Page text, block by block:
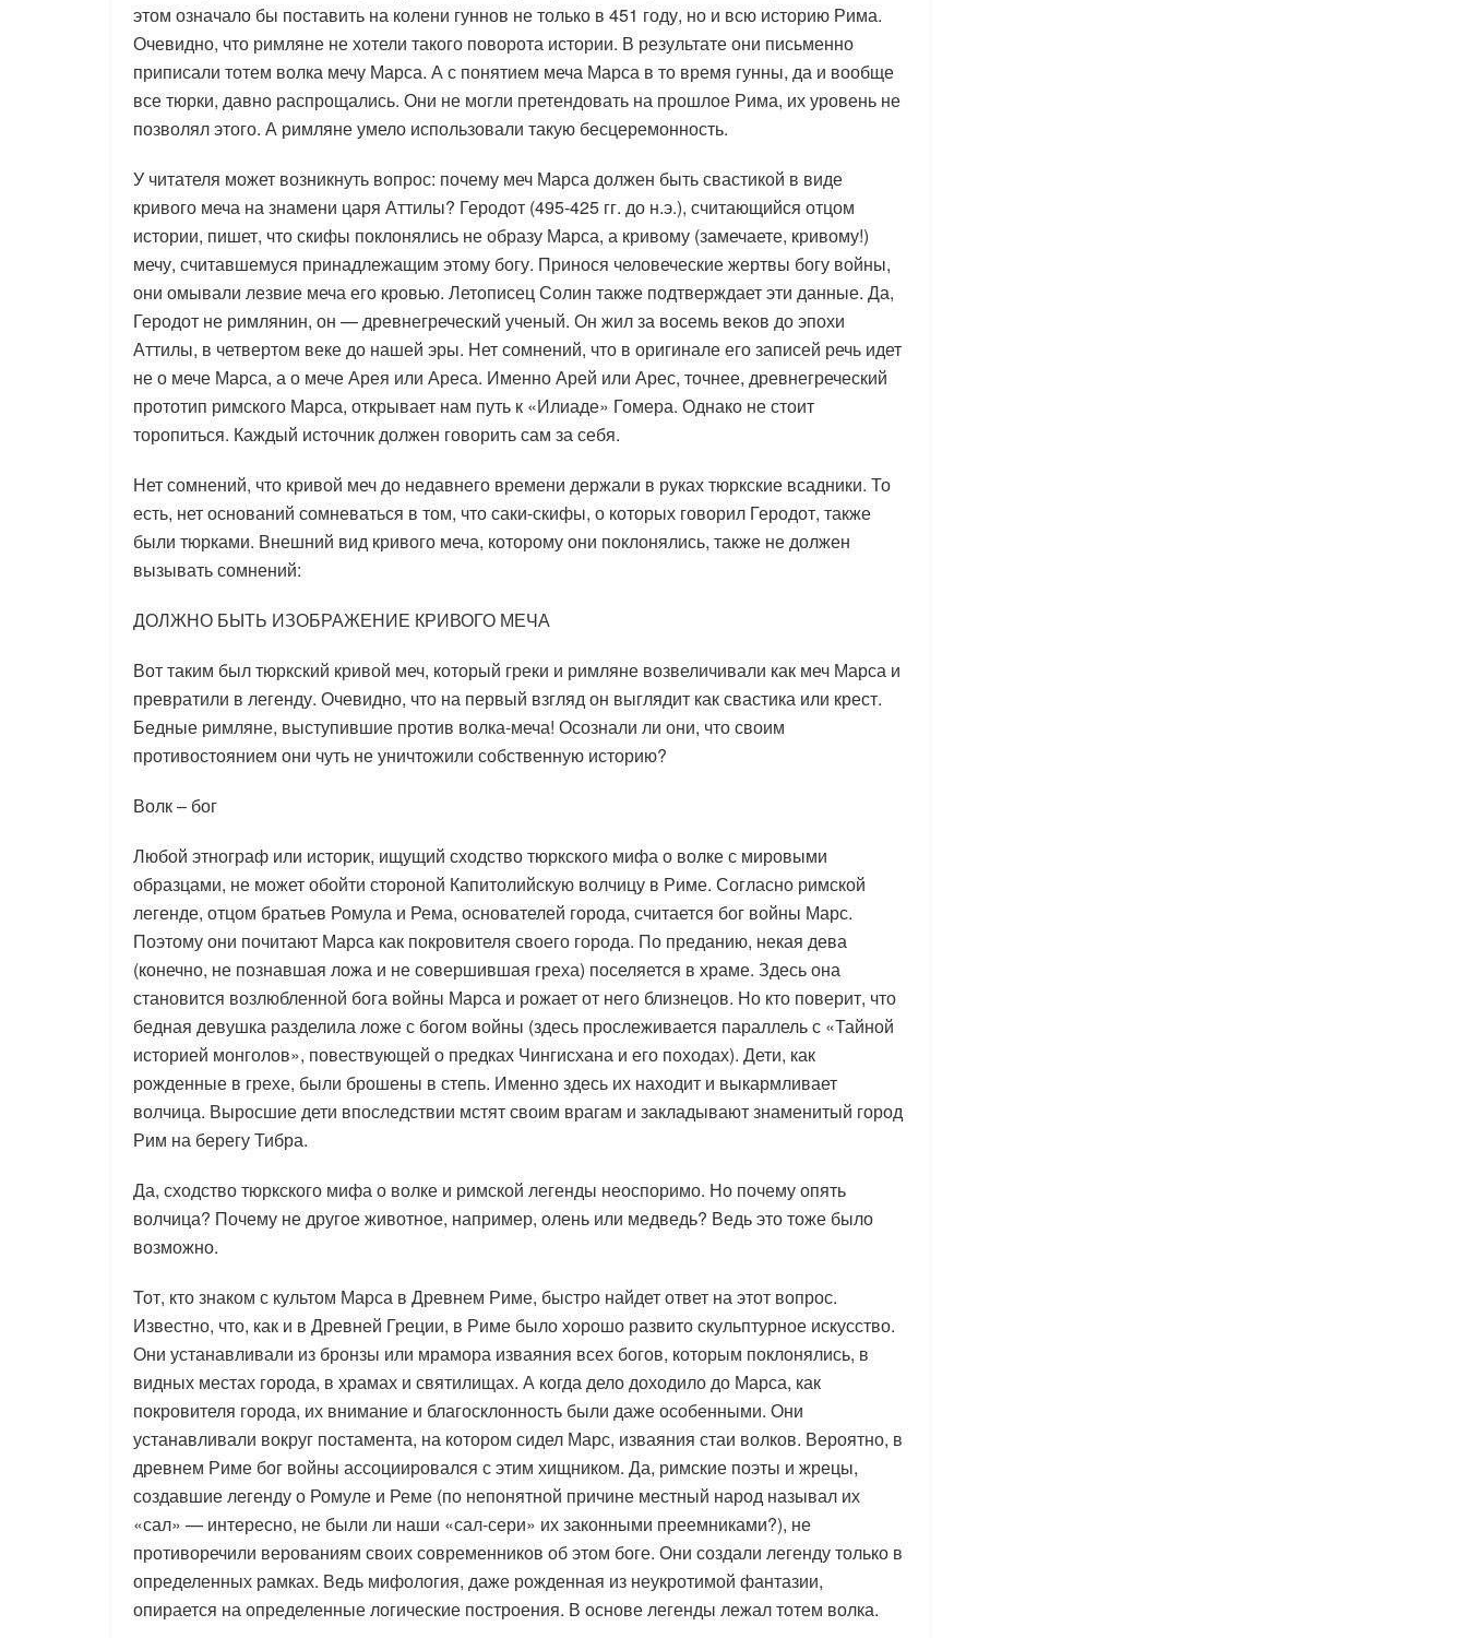
этом означало бы поставить на колени гуннов не только в 451 году, но и всю историю Рима.
Очевидно, что римляне не хотели такого поворота истории. В результате они письменно
приписали тотем волка мечу Марса. А с понятием меча Марса в то время гунны, да и вообще
все тюрки, давно распрощались. Они не могли претендовать на прошлое Рима, их уровень не
позволял этого. А римляне умело использовали такую бесцеремонность.
У читателя может возникнуть вопрос: почему меч Марса должен быть свастикой в виде
кривого меча на знамени царя Аттилы? Геродот (495-425 гг. до н.э.), считающийся отцом
истории, пишет, что скифы поклонялись не образу Марса, а кривому (замечаете, кривому!)
мечу, считавшемуся принадлежащим этому богу. Принося человеческие жертвы богу войны,
они омывали лезвие меча его кровью. Летописец Солин также подтверждает эти данные. Да,
Геродот не римлянин, он — древнегреческий ученый. Он жил за восемь веков до эпохи
Аттилы, в четвертом веке до нашей эры. Нет сомнений, что в оригинале его записей речь идет
не о мече Марса, а о мече Арея или Ареса. Именно Арей или Арес, точнее, древнегреческий
прототип римского Марса, открывает нам путь к «Илиаде» Гомера. Однако не стоит
торопиться. Каждый источник должен говорить сам за себя.
Нет сомнений, что кривой меч до недавнего времени держали в руках тюркские всадники. То
есть, нет оснований сомневаться в том, что саки-скифы, о которых говорил Геродот, также
были тюрками. Внешний вид кривого меча, которому они поклонялись, также не должен
вызывать сомнений:
ДОЛЖНО БЫТЬ ИЗОБРАЖЕНИЕ КРИВОГО МЕЧА
Вот таким был тюркский кривой меч, который греки и римляне возвеличивали как меч Марса и
превратили в легенду. Очевидно, что на первый взгляд он выглядит как свастика или крест.
Бедные римляне, выступившие против волка-меча! Осознали ли они, что своим
противостоянием они чуть не уничтожили собственную историю?
Волк – бог
Любой этнограф или историк, ищущий сходство тюркского мифа о волке с мировыми
образцами, не может обойти стороной Капитолийскую волчицу в Риме. Согласно римской
легенде, отцом братьев Ромула и Рема, основателей города, считается бог войны Марс.
Поэтому они почитают Марса как покровителя своего города. По преданию, некая дева
(конечно, не познавшая ложа и не совершившая греха) поселяется в храме. Здесь она
становится возлюбленной бога войны Марса и рожает от него близнецов. Но кто поверит, что
бедная девушка разделила ложе с богом войны (здесь прослеживается параллель с «Тайной
историей монголов», повествующей о предках Чингисхана и его походах). Дети, как
рожденные в грехе, были брошены в степь. Именно здесь их находит и выкармливает
волчица. Выросшие дети впоследствии мстят своим врагам и закладывают знаменитый город
Рим на берегу Тибра.
Да, сходство тюркского мифа о волке и римской легенды неоспоримо. Но почему опять
волчица? Почему не другое животное, например, олень или медведь? Ведь это тоже было
возможно.
Тот, кто знаком с культом Марса в Древнем Риме, быстро найдет ответ на этот вопрос.
Известно, что, как и в Древней Греции, в Риме было хорошо развито скульптурное искусство.
Они устанавливали из бронзы или мрамора изваяния всех богов, которым поклонялись, в
видных местах города, в храмах и святилищах. А когда дело доходило до Марса, как
покровителя города, их внимание и благосклонность были даже особенными. Они
устанавливали вокруг постамента, на котором сидел Марс, изваяния стаи волков. Вероятно, в
древнем Риме бог войны ассоциировался с этим хищником. Да, римские поэты и жрецы,
создавшие легенду о Ромуле и Реме (по непонятной причине местный народ называл их
«сал» — интересно, не были ли наши «сал-сери» их законными преемниками?), не
противоречили верованиям своих современников об этом боге. Они создали легенду только в
определенных рамках. Ведь мифология, даже рожденная из неукротимой фантазии,
опирается на определенные логические построения. В основе легенды лежал тотем волка.